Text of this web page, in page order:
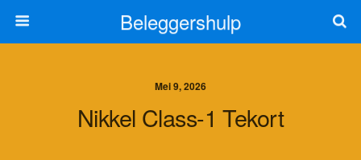
Beleggershulp
Mei 9, 2026
Nikkel Class-1 Tekort